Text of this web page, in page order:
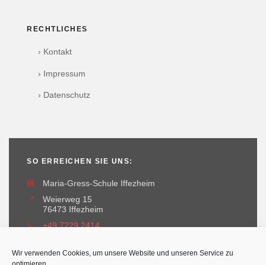
Wir verwenden Cookies, um unsere Website und unseren Service zu
RECHTLICHES
› Kontakt
› Impressum
› Datenschutz
SO ERREICHEN SIE UNS:
🏫
Maria-Gress-Schule Iffezheim
📍
Weierweg 15
76473 Iffezheim
📞
+49 7229 2414